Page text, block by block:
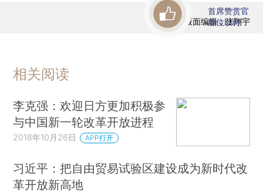
版面编辑：张翔宇
首席赞赏官
虚位以待
相关阅读
李克强：欢迎日方更加积极参
与中国新一轮改革开放进程
2018年10月26日 APP打开
习近平：把自由贸易试验区建设成为新时代改
革开放新高地